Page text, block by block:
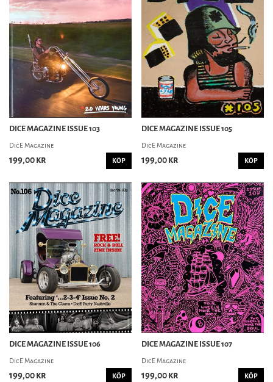
DICE MAGAZINE ISSUE 103
DicE Magazine
199,00 kr KÖP
DICE MAGAZINE ISSUE 105
DicE Magazine
199,00 kr KÖP
DICE MAGAZINE ISSUE 106
DicE Magazine
199,00 kr KÖP
DICE MAGAZINE ISSUE 107
DicE Magazine
199,00 kr KÖP